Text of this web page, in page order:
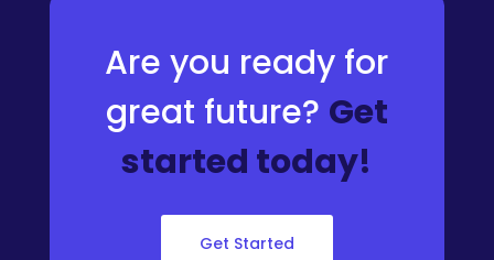
Are you ready for
great future? Get
started today!
Get Started